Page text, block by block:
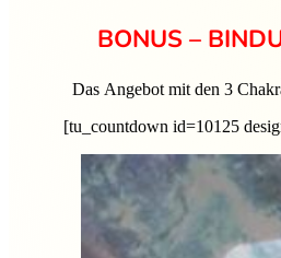
BONUS –
Das Angebot mit den 3
[tu_countdown id=10125